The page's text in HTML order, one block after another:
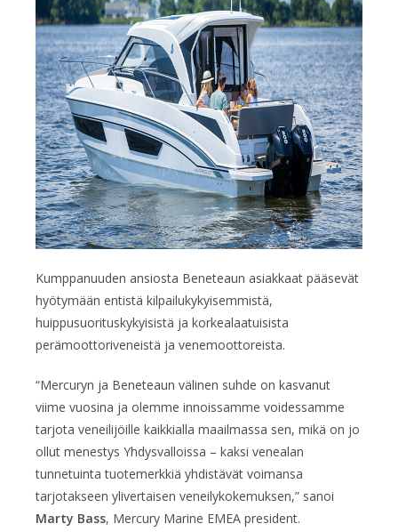
Kumppanuuden ansiosta Beneteaun asiakkaat pääsevät
hyötymään entistä kilpailukykyisemmistä,
huippusuorituskykyisistä ja korkealaatuisista
perämoottoriveneistä ja venemoottoreista.
“Mercuryn ja Beneteaun välinen suhde on kasvanut
viime vuosina ja olemme innoissamme voidessamme
tarjota veneilijöille kaikkialla maailmassa sen, mikä on jo
ollut menestys Yhdysvalloissa – kaksi venealan
tunnetuinta tuotemerkkiä yhdistävät voimansa
tarjotakseen ylivertaisen veneilykokemuksen,” sanoi
Marty Bass, Mercury Marine EMEA president.